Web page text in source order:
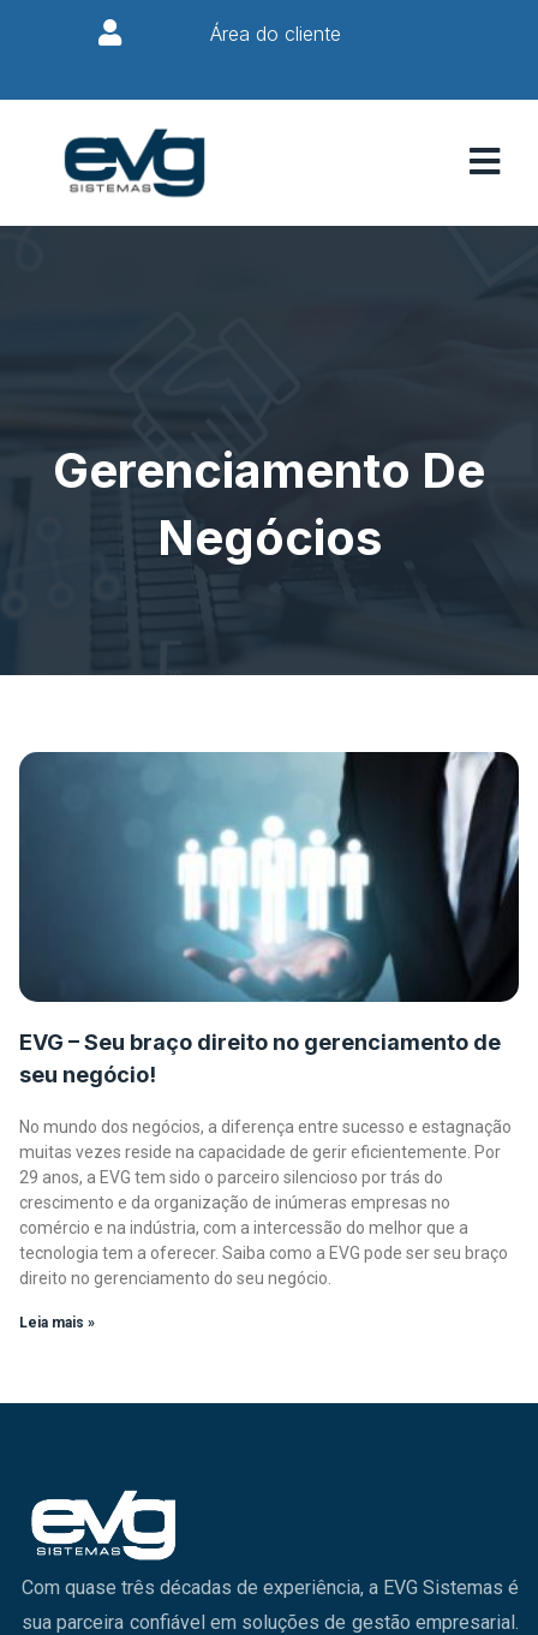
Área do cliente
Gerenciamento De
Negócios
EVG – Seu braço direito no gerenciamento de
seu negócio!
No mundo dos negócios, a diferença entre sucesso e estagnação
muitas vezes reside na capacidade de gerir eficientemente. Por
29 anos, a EVG tem sido o parceiro silencioso por trás do
crescimento e da organização de inúmeras empresas no
comércio e na indústria, com a intercessão do melhor que a
tecnologia tem a oferecer. Saiba como a EVG pode ser seu braço
direito no gerenciamento do seu negócio.
Leia mais »
Com quase três décadas de experiência, a EVG Sistemas é
sua parceira confiável em soluções de gestão empresarial.